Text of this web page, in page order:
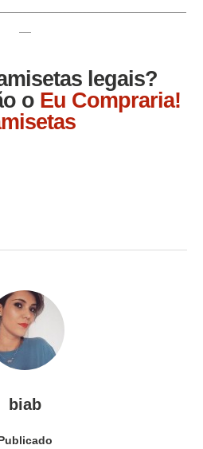
legais?
o Eu Compraria!
biab